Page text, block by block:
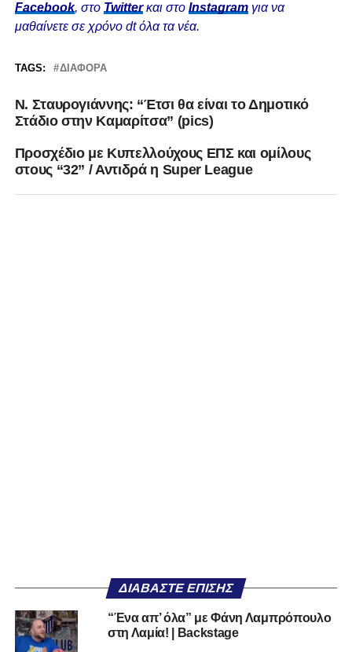
Facebook, στο Twitterκαι στο Instagram για να
μαθαίνετε σε χρόνο dt όλα τα νέα.
TAGS: ΔΙΆΦΟΡΑ
Ν. Σταυρογιάννης: “Έτσι θα είναι το Δημοτικό
Στάδιο στην Καμαρίτσα” (pics)
Προσχέδιο με Κυπελλούχους ΕΠΣ και ομίλους
στους “32” / Αντιδρά η Super League
ΔΙΑΒΆΣΤΕ ΕΠΊΣΗΣ
“Ένα απ’ όλα” με Φάνη Λαμπρόπουλο
στη Λαμία! | Backstage